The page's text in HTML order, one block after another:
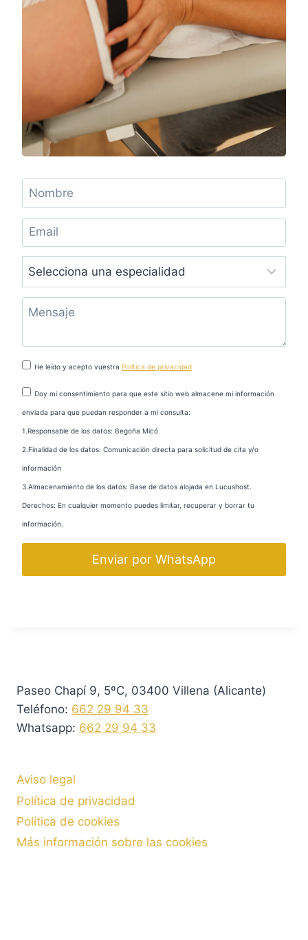
He leído y acepto vuestra Política de privacidad
Doy mi consentimiento para que este sitio web almacene mi información
enviada para que puedan responder a mi consulta:
1.Responsable de los datos: Begoña Micó
2.Finalidad de los datos: Comunicación directa para solicitud de cita y/o
información
3.Almacenamiento de los datos: Base de datos alojada en Lucushost.
Derechos: En cualquier momento puedes limitar, recuperar y borrar tu
información.
Enviar por WhatsApp
Paseo Chapí 9, 5ºC, 03400 Villena (Alicante)
Teléfono: 662 29 94 33
Whatsapp: 662 29 94 33
Aviso legal
Política de privacidad
Política de cookies
Más información sobre las cookies